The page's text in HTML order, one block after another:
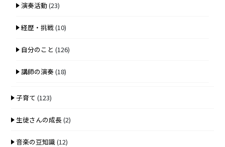
演奏活動(23)
経歴・挑戦(10)
自分のこと (126)
講師の演奏(18)
子育て (123)
生徒さんの成長(2)
音楽の豆知識(12)